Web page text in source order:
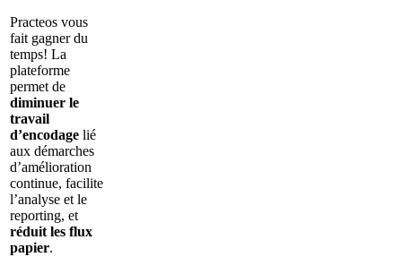
Practeos vous
fait gagner du
temps! La
plateforme
permet de
diminuer le
travail
d’encodage lié
aux démarches
d’amélioration
continue, facilite
l’analyse et le
reporting, et
réduit les flux
papier.